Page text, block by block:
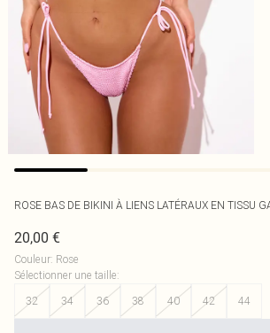
ROSE BAS DE BIKINI À LIENS LATÉRAUX EN TISSU
20,00 €
Couleur: Rose
Sélectionner une taille:
32
34 36 38 40 42 44